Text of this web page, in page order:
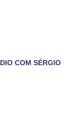
COM SÉRGIO